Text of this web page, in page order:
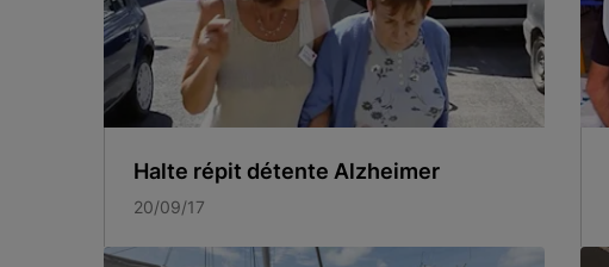
Halte répit détente Alzheimer
20/09/17